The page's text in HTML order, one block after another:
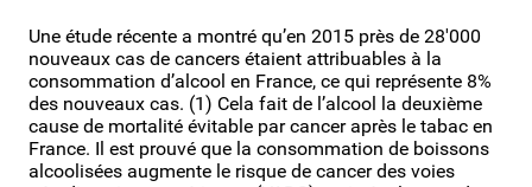
Une étude récente a montré qu’en 2015 près de 28'000
nouveaux cas de cancers étaient attribuables à la
consommation d’alcool en France, ce qui représente 8%
des nouveaux cas. (1) Cela fait de l’alcool la deuxième
cause de mortalité évitable par cancer après le tabac en
France. Il est prouvé que la consommation de boissons
alcoolisées augmente le risque de cancer des voies